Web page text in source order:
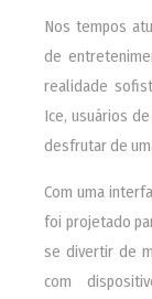
Nos tempos
de
realidade
Ice, usuários
desfrutar de
Com uma
foi projetado
se divertir de
com